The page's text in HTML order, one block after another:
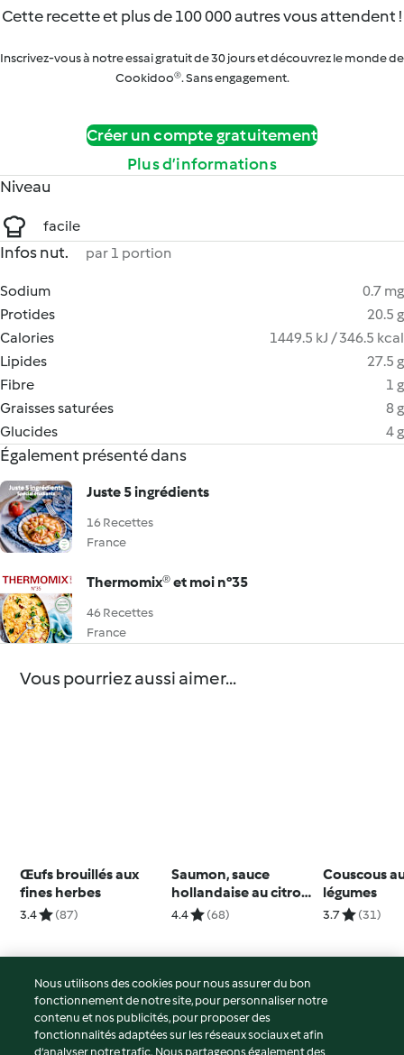
Cette recette et plus de 100 000 autres vous attendent !
Inscrivez-vous à notre essai gratuit de 30 jours et découvrez le monde de
Cookidoo®. Sans engagement.
Créer un compte gratuitement
Plus d’informations
Niveau
facile
Infos nut. par 1 portion
Sodium
0.7 mg
Protides
20.5 g
Calories
1449.5 kJ / 346.5 kcal
Lipides
27.5 g
Fibre
1 g
Graisses saturées
8 g
Glucides
4 g
Également présenté dans
Juste 5 ingrédients
16 Recettes
France
Thermomix® et moi n°35
46 Recettes
France
Vous pourriez aussi aimer...
Œufs brouillés aux
fines herbes
3.4 (87)
Saumon, sauce
hollandaise au citron
avec asperges et riz
4.4 (68)
Couscous
légumes
3.7 (31)
© Copyright 2026
Conditions d'utilisation
Nous utilisons des cookies pour nous assurer du bon
fonctionnement de notre site, pour personnaliser notre
contenu et nos publicités, pour proposer des
fonctionnalités adaptées sur les réseaux sociaux et afin
d’analyser notre trafic. Nous partageons également des